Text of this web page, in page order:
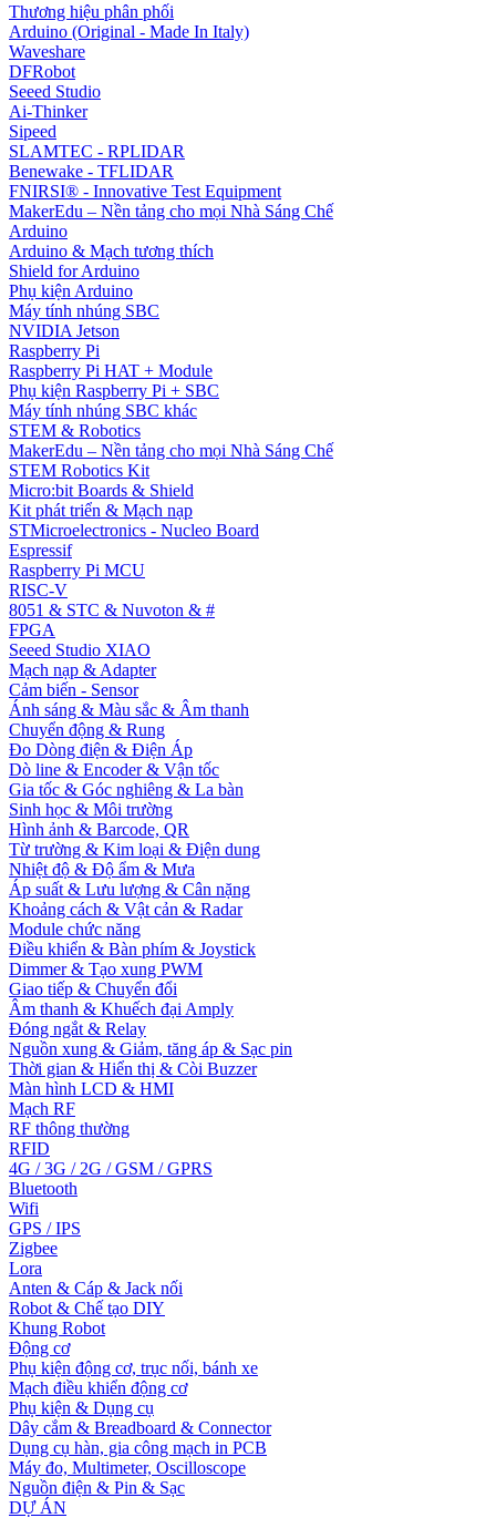
Thương hiệu phân phối
Arduino (Original - Made In Italy)
Waveshare
DFRobot
Seeed Studio
Ai-Thinker
Sipeed
SLAMTEC - RPLIDAR
Benewake - TFLIDAR
FNIRSI® - Innovative Test Equipment
MakerEdu – Nền tảng cho mọi Nhà Sáng Chế
Arduino
Arduino & Mạch tương thích
Shield for Arduino
Phụ kiện Arduino
Máy tính nhúng SBC
NVIDIA Jetson
Raspberry Pi
Raspberry Pi HAT + Module
Phụ kiện Raspberry Pi + SBC
Máy tính nhúng SBC khác
STEM & Robotics
MakerEdu – Nền tảng cho mọi Nhà Sáng Chế
STEM Robotics Kit
Micro:bit Boards & Shield
Kit phát triển & Mạch nạp
STMicroelectronics - Nucleo Board
Espressif
Raspberry Pi MCU
RISC-V
8051 & STC & Nuvoton & #
FPGA
Seeed Studio XIAO
Mạch nạp & Adapter
Cảm biến - Sensor
Ánh sáng & Màu sắc & Âm thanh
Chuyển động & Rung
Đo Dòng điện & Điện Áp
Dò line & Encoder & Vận tốc
Gia tốc & Góc nghiêng & La bàn
Sinh học & Môi trường
Hình ảnh & Barcode, QR
Từ trường & Kim loại & Điện dung
Nhiệt độ & Độ ẩm & Mưa
Áp suất & Lưu lượng & Cân nặng
Khoảng cách & Vật cản & Radar
Module chức năng
Điều khiển & Bàn phím & Joystick
Dimmer & Tạo xung PWM
Giao tiếp & Chuyển đổi
Âm thanh & Khuếch đại Amply
Đóng ngắt & Relay
Nguồn xung & Giảm, tăng áp & Sạc pin
Thời gian & Hiển thị & Còi Buzzer
Màn hình LCD & HMI
Mạch RF
RF thông thường
RFID
4G / 3G / 2G / GSM / GPRS
Bluetooth
Wifi
GPS / IPS
Zigbee
Lora
Anten & Cáp & Jack nối
Robot & Chế tạo DIY
Khung Robot
Động cơ
Phụ kiện động cơ, trục nối, bánh xe
Mạch điều khiển động cơ
Phụ kiện & Dụng cụ
Dây cắm & Breadboard & Connector
Dụng cụ hàn, gia công mạch in PCB
Máy đo, Multimeter, Oscilloscope
Nguồn điện & Pin & Sạc
DỰ ÁN